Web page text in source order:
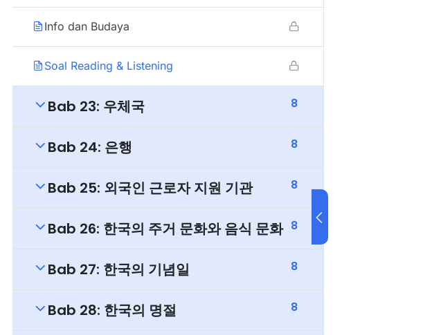
Info dan Budaya
Soal Reading & Listening
Bab 23: 우체국 8
Bab 24: 은행 8
Bab 25: 외국인 근로자 지원 기관 8
Bab 26: 한국의 주거 문화와 음식 문화 8
Bab 27: 한국의 기념일 8
Bab 28: 한국의 명절 8